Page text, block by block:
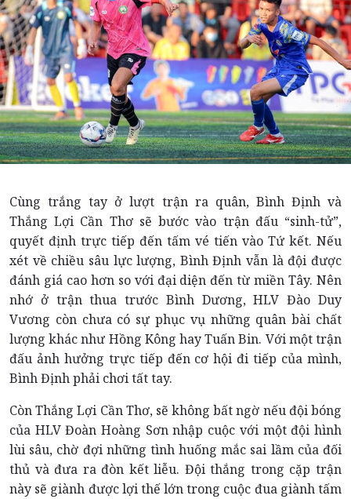
Cùng trắng tay ở lượt trận ra quân, Bình Định và
Thắng Lợi Cần Thơ sẽ bước vào trận đấu “sinh-tử”,
quyết định trực tiếp đến tấm vé tiến vào Tứ kết. Nếu
xét về chiều sâu lực lượng, Bình Định vẫn là đội được
đánh giá cao hơn so với đại diện đến từ miền Tây. Nên
nhớ ở trận thua trước Bình Dương, HLV Đào Duy
Vương còn chưa có sự phục vụ những quân bài chất
lượng khác như Hồng Kông hay Tuấn Bin. Với một trận
đấu ảnh hưởng trực tiếp đến cơ hội đi tiếp của mình,
Bình Định phải chơi tất tay.
Còn Thắng Lợi Cần Thơ, sẽ không bất ngờ nếu đội bóng
của HLV Đoàn Hoàng Sơn nhập cuộc với một đội hình
lùi sâu, chờ đợi những tình huống mắc sai lầm của đối
thủ và đưa ra đòn kết liễu. Đội thắng trong cặp trận
này sẽ giành được lợi thế lớn trong cuộc đua giành tấm